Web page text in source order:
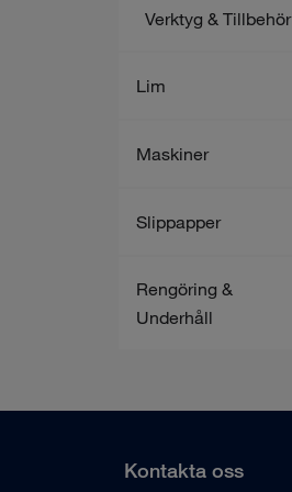
Verktyg & Tillbehör
Lim
Maskiner
Slippapper
Rengöring &
Underhåll
Kontakta oss